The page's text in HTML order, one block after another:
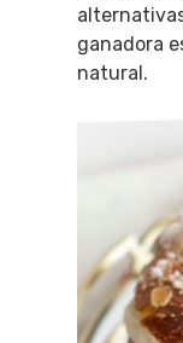
ganadora
natural.